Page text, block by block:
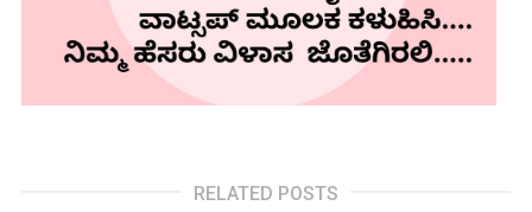
RELATED POSTS